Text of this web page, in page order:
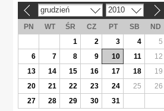
grudzień 2010
PN WT ŚR CZ PT SB
ND
1
2 3 4
5
6
7 8 9 10 11
12
13
14 15 16 17 18
19
20
21 22 23 24 25
26
27
28 29 30 31